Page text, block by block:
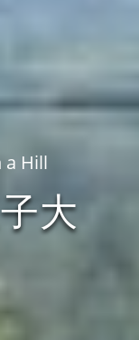
a Hill
大